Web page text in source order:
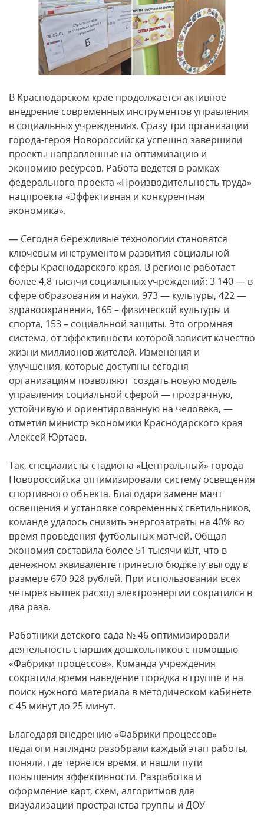
В Краснодарском крае продолжается активное
внедрение современных инструментов управления
в социальных учреждениях. Сразу три организации
города-героя Новороссийска успешно завершили
проекты направленные на оптимизацию и
экономию ресурсов. Работа ведется в рамках
федерального проекта «Производительность труда»
нацпроекта «Эффективная и конкурентная
экономика».
— Сегодня бережливые технологии становятся
ключевым инструментом развития социальной
сферы Краснодарского края. В регионе работает
более 4,8 тысячи социальных учреждений: 3 140 — в
сфере образования и науки, 973 — культуры, 422 —
здравоохранения, 165 – физической культуры и
спорта, 153 – социальной защиты. Это огромная
система, от эффективности которой зависит качество
жизни миллионов жителей. Изменения и
улучшения, которые доступны сегодня
организациям позволяют создать новую модель
управления социальной сферой — прозрачную,
устойчивую и ориентированную на человека, —
отметил министр экономики Краснодарского края
Алексей Юртаев.
Так, специалисты стадиона «Центральный» города
Новороссийска оптимизировали систему освещения
спортивного объекта. Благодаря замене мачт
освещения и установке современных светильников,
команде удалось снизить энергозатраты на 40% во
время проведения футбольных матчей. Общая
экономия составила более 51 тысячи кВт, что в
денежном эквиваленте принесло бюджету выгоду в
размере 670 928 рублей. При использовании всех
четырех вышек расход электроэнергии сократился в
два раза.
Работники детского сада № 46 оптимизировали
деятельность старших дошкольников с помощью
«Фабрики процессов». Команда учреждения
сократила время наведение порядка в группе и на
поиск нужного материала в методическом кабинете
с 45 минут до 25 минут.
Благодаря внедрению «Фабрики процессов»
педагоги наглядно разобрали каждый этап работы,
поняли, где теряется время, и нашли пути
повышения эффективности. Разработка и
оформление карт, схем, алгоритмов для
визуализации пространства группы и ДОУ